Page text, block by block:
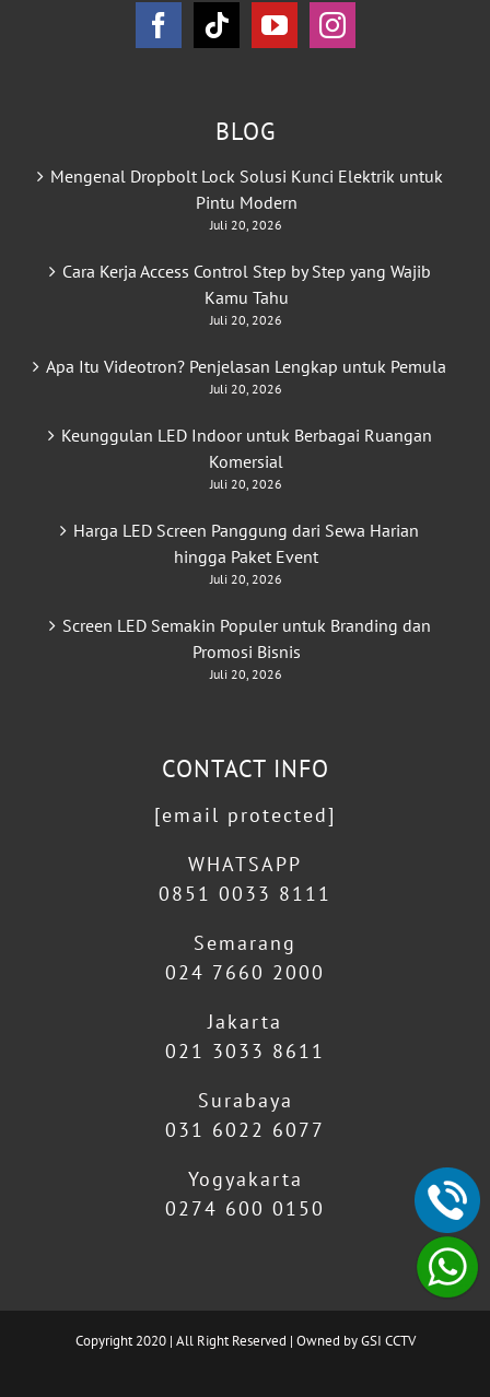
BLOG
Mengenal Dropbolt Lock Solusi Kunci Elektrik untuk
Pintu Modern
Juli 20, 2026
Cara Kerja Access Control Step by Step yang Wajib
Kamu Tahu
Juli 20, 2026
Apa Itu Videotron? Penjelasan Lengkap untuk Pemula
Juli 20, 2026
Keunggulan LED Indoor untuk Berbagai Ruangan
Komersial
Juli 20, 2026
Harga LED Screen Panggung dari Sewa Harian
hingga Paket Event
Juli 20, 2026
Screen LED Semakin Populer untuk Branding dan
Promosi Bisnis
Juli 20, 2026
CONTACT INFO
[email protected]
WHATSAPP
0851 0033 8111
Semarang
024 7660 2000
Jakarta
021 3033 8611
Surabaya
031 6022 6077
Yogyakarta
0274 600 0150
Copyright 2020 | All Right Reserved | Owned by GSI CCTV